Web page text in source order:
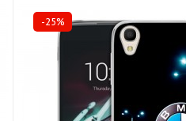
-25%